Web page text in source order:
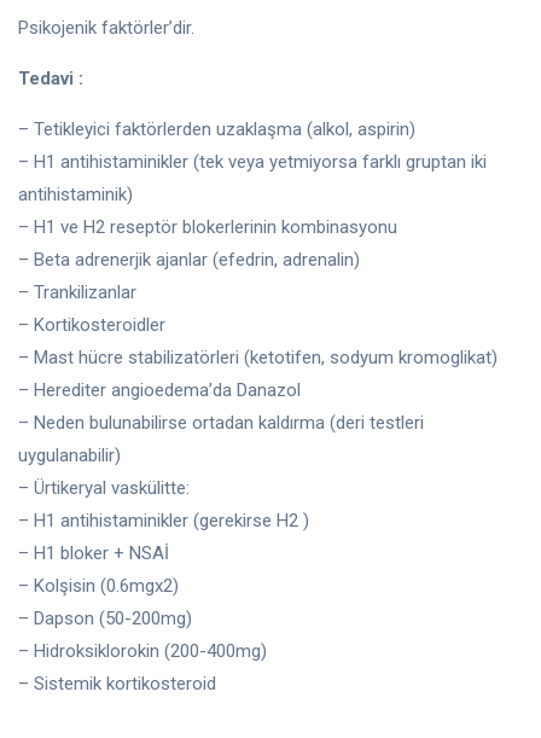
Psikojenik faktörler’dir.
Tedavi :
– Tetikleyici faktörlerden uzaklaşma (alkol, aspirin)
– H1 antihistaminikler (tek veya yetmiyorsa farklı gruptan iki
antihistaminik)
– H1 ve H2 reseptör blokerlerinin kombinasyonu
– Beta adrenerjik ajanlar (efedrin, adrenalin)
– Trankilizanlar
– Kortikosteroidler
– Mast hücre stabilizatörleri (ketotifen, sodyum kromoglikat)
– Herediter angioedema’da Danazol
– Neden bulunabilirse ortadan kaldırma (deri testleri
uygulanabilir)
– Ürtikeryal vaskülitte:
– H1 antihistaminikler (gerekirse H2 )
– H1 bloker + NSAİ
– Kolşisin (0.6mgx2)
– Dapson (50-200mg)
– Hidroksiklorokin (200-400mg)
– Sistemik kortikosteroid